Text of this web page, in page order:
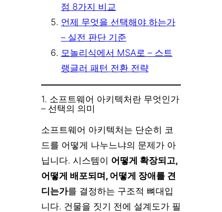
점 8가지 비교
언제 무엇을 선택해야 하는가
– 실전 판단 기준
모놀리식에서 MSA로 – 스트
랭글러 패턴 전환 전략
1. 소프트웨어 아키텍처란 무엇인가
– 선택의 의미
소프트웨어 아키텍처는 단순히 코
드를 어떻게 나누느냐의 문제가 아
닙니다. 시스템이 어떻게 확장되고,
어떻게 배포되며, 어떻게 장애를 견
디는가를 결정하는 구조적 뼈대입
니다. 건물을 짓기 전에 설계도가 필